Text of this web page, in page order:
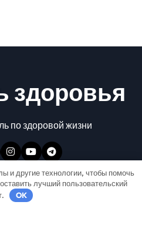
здоровья
по здоровой жизни
и другие технологии, чтобы помочь
лучший пользовательский
OK